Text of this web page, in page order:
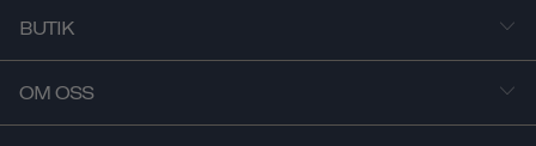
BUTIK
OM OSS